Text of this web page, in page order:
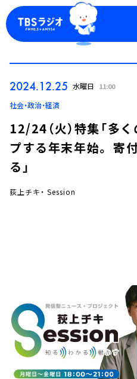
YouTube
会社情報
2024.12.25 水曜日 11:00
社会・政治・経済
12/24（火）特集「多
プする年末年始。 寄
る」
荻上チキ・ Session